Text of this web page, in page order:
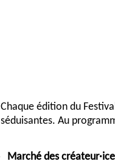
Chaque édition du
séduisantes. Au
Marché des